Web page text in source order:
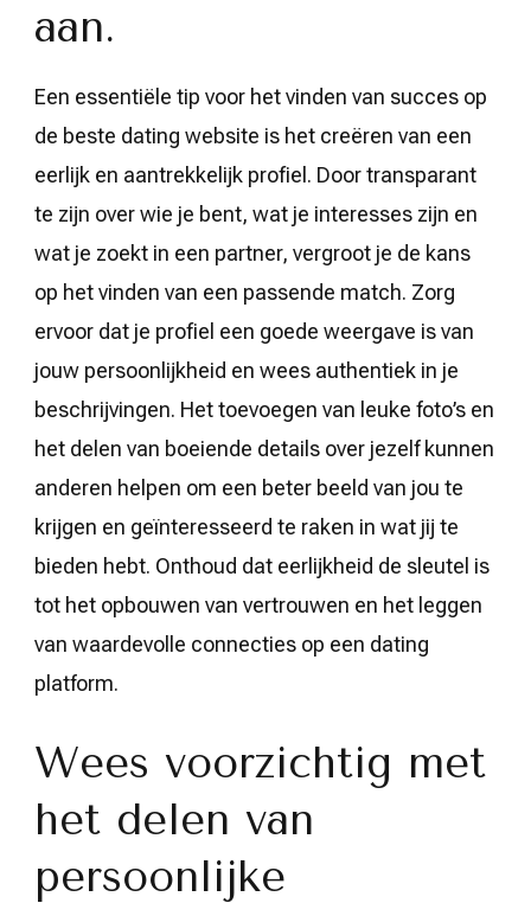
aan.
Een essentiële tip voor het vinden van succes op
de beste dating website is het creëren van een
eerlijk en aantrekkelijk profiel. Door transparant
te zijn over wie je bent, wat je interesses zijn en
wat je zoekt in een partner, vergroot je de kans
op het vinden van een passende match. Zorg
ervoor dat je profiel een goede weergave is van
jouw persoonlijkheid en wees authentiek in je
beschrijvingen. Het toevoegen van leuke foto’s en
het delen van boeiende details over jezelf kunnen
anderen helpen om een beter beeld van jou te
krijgen en geïnteresseerd te raken in wat jij te
bieden hebt. Onthoud dat eerlijkheid de sleutel is
tot het opbouwen van vertrouwen en het leggen
van waardevolle connecties op een dating
platform.
Wees voorzichtig met
het delen van
persoonlijke